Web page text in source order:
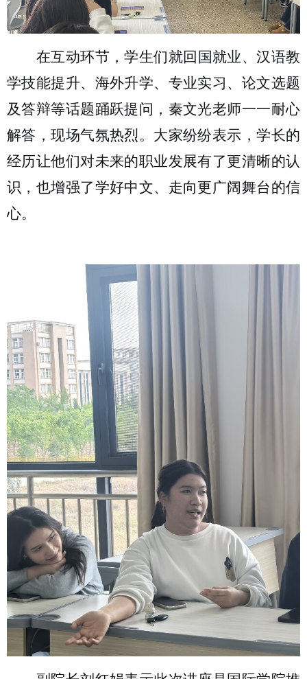
在互动环节，学生们就回国就业、汉语教
学技能提升、海外升学、 专业实习、论文选题
及答辩等话题踊跃提问，秦文光老师一一耐心
解答，现场气氛热烈。大家纷纷表示，学长的
经历让他们对未来的职业发展有了更清晰的认
识，也增强了学好中文、走向更广阔舞台的信
心。